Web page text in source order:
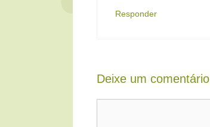
Responder
Deixe um comentário